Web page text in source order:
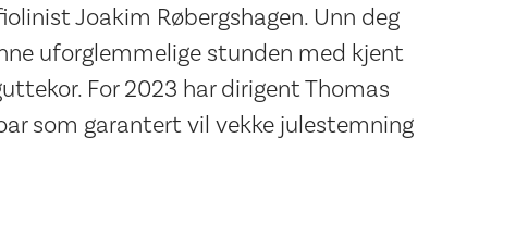
Joakim Røbergshagen. Unn deg
uforglemmelige stunden med kjent
For 2023 har dirigent Thomas
som garantert vil vekke julestemning